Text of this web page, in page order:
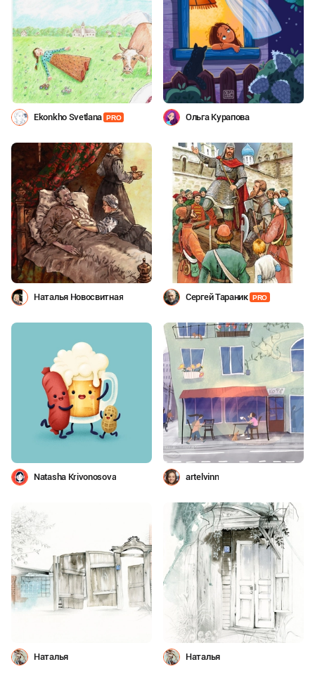
Ekonkho Svetlana PRO Ольга Курапова
Наталья Новосвитная Сергей Тараник PRO
Natasha Krivonosova artelvinn
Наталья Наталья